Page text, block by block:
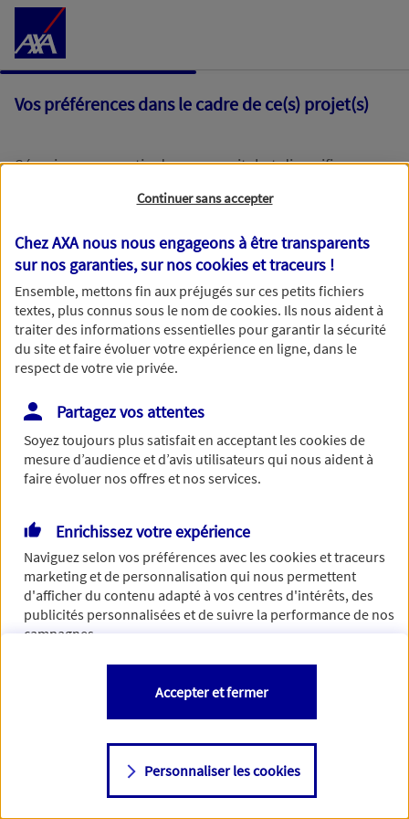
Accéder au Contenu
Vos préférences dans le cadre de ce(s) projet(s)
Sécuriser une partie de mon capital et diversifier
l'autre partie afin de bénéficier d’un meilleur potentiel
Oui
Non
Oui
Pouvoir retirer les sommes placées à tout moment
Oui
Non
Continuer sans accepter
Chez AXA nous nous engageons à être transparents
sur nos garanties, sur noscookies et traceurs !
Ensemble, mettons fin aux préjugés sur ces petits fichiers
textes, plus connus sous le nom decookies. Ils nous aident à
traiter des informations essentielles pour garantir la sécurité
du site et faire évoluer votre expérience en ligne, dans le
respect de votre vie privée.
Partagez vos attentes
Soyez toujours plus satisfait en acceptant lescookiesde
mesure d’audience et d’avis utilisateurs qui nous aident à
faire évoluer nos offres et nos services.
Enrichissez votre expérience
Naviguez selon vos préférences avec lescookies et traceurs
marketing et de personnalisation qui nous permettent
d'afficher du contenu adapté à vos centres d'intérêts, des
publicités personnalisées et de suivre la performance de nos
campagnes.
Vous êtes libre de les accepter, de les refuser comme de
changer d'avis à tout moment en allant sur
Consulter notre politique decookies
Personnaliser les cookies
Accepter et fermer